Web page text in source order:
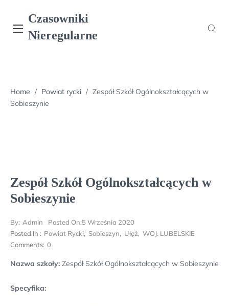
content
Czasowniki
Nieregularne
Home / Powiat rycki / Zespół Szkół Ogólnokształcących w
Sobieszynie
Zespół Szkół Ogólnokształcących w
Sobieszynie
By: Admin Posted On:5 Września 2020
Posted In : Powiat Rycki, Sobieszyn, Ułęż, WOJ. LUBELSKIE
Comments: 0
Nazwa szkoły: Zespół Szkół Ogólnokształcących w Sobieszynie
Specyfika: